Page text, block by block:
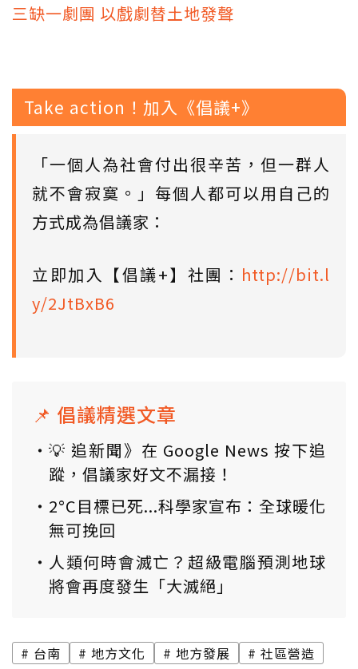
三缺一劇團 以戲劇替土地發聲
Take action！加入《倡議+》
「一個人為社會付出很辛苦，但一群人
就不會寂寞。」每個人都可以用自己的
方式成為倡議家：
立即加入【倡議+】社團： http://bit.l
y/2JtBxB6
📌 倡議精選文章
💡 追新聞》在 Google News 按下追
蹤，倡議家好文不漏接！
2°C目標已死...科學家宣布：全球暖化
無可挽回
人類何時會滅亡？超級電腦預測地球
將會再度發生「大滅絕」
台南 地方文化 地方發展 社區營造